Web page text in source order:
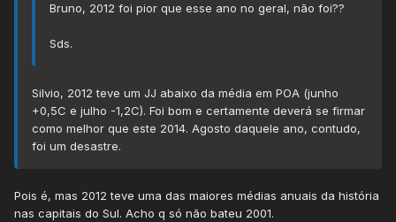
Bruno, 2012 foi pior que esse ano no geral, não foi??
Sds.
Silvio, 2012 teve um JJ abaixo da média em POA (junho
+0,5C e julho -1,2C). Foi bom e certamente deverá se firmar
como melhor que este 2014. Agosto daquele ano, contudo,
foi um desastre.
Pois é, mas 2012 teve uma das maiores médias anuais da história
nas capitais do Sul. Acho q só não bateu 2001.